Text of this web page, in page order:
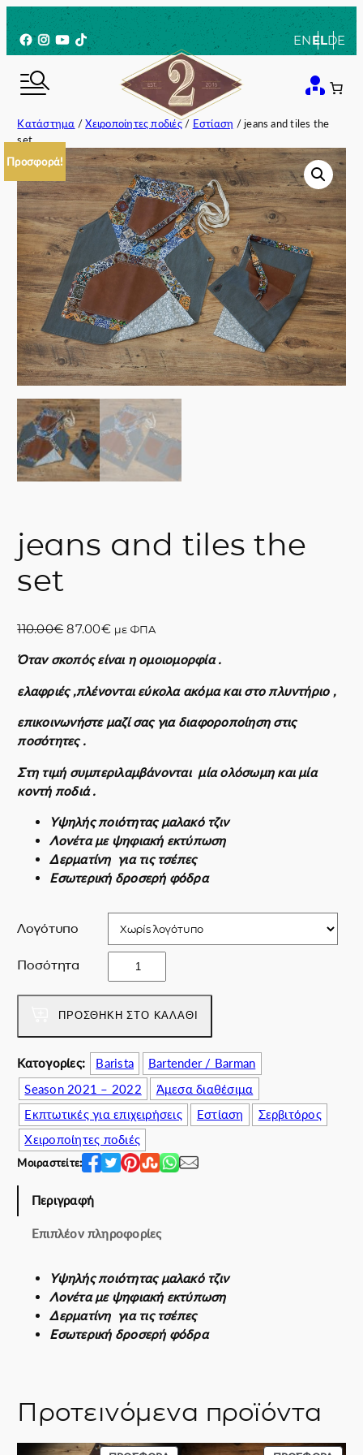
στο
περιεχόμενο
Facebook
Instagram
YouTube
TikTok ENELDE
Κατάστημα /Χειροποίητες ποδιές/ Εστίαση / jeans and tiles the
set
Προσφορά!
jeans and tiles the
set
110.00€ O
i
i
n
a
p
r
c
w
:
1
.
0
0
€
.
87.00€Η
ρ
ο
α
μ
ή
ε
ί
ι
8
7
.
0
0
€
.
με ΦΠΑ
Όταν σκοπός είναι η ομοιομορφία .
ελαφριές ,πλένονται εύκολα ακόμα και στο πλυντήριο ,
επικοινωνήστε μαζί σας για διαφοροποίηση στις
ποσότητες .
Στη τιμή συμπεριλαμβάνονται μία ολόσωμη και μία
κοντή ποδιά .
Υψηλής ποιότητας μαλακό τζιν
Λονέτα με ψηφιακή εκτύπωση
Δερματίνη για τις τσέπες
Εσωτερική δροσερή φόδρα
Λογότυπο
Ποσότητα
e
a
n
s
a
n
d
t
i
l
e
e
e
t
π
ο
η
α
ΠΡΟΣΘΉΚΗ ΣΤΟ ΚΑΛΆΘΙ
Κατογορίες: Barista
Bartender / Barman
Season 2021 – 2022
Άμεσα διαθέσιμα
Εκπτωτικές για επιχειρήσεις
Εστίαση
Σερβιτόρος
Χειροποίητες ποδιές
Μοιραστείτε:
Περιγραφή
Επιπλέον πληροφορίες
Υψηλής ποιότητας μαλακό τζιν
Λονέτα με ψηφιακή εκτύπωση
Δερματίνη για τις τσέπες
Εσωτερική δροσερή φόδρα
Προτεινόμενα προϊόντα